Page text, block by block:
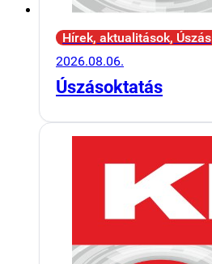
Hírek, aktualitások, Úszás
2026.08.06.
Úszásoktatás